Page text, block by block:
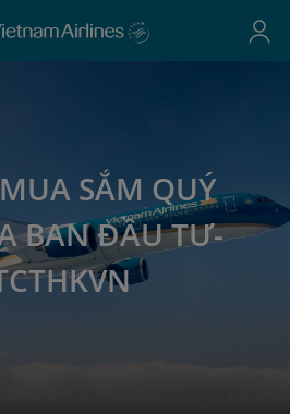
SẮM QUÝ
BAN ĐẦU TƯ-